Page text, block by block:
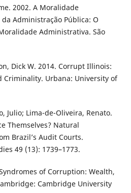
2002. A Moralidade
Administração Pública: O
Administrativa. São
Dick W. 2014. Corrupt Illinois:
Criminality. Urbana: University of
Julio; Lima-de-Oliveira, Renato.
Themselves? Natural
Brazil’s Audit Courts.
49 (13): 1739–1773.
of Corruption: Wealth,
Cambridge University